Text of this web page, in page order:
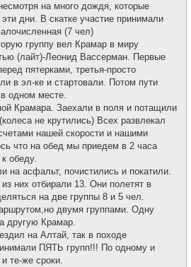
на много дождя, которые
дни. В скатке участие принимали
(7 чел)
группу вел Крамар в миру
(лайт)-Леонид Вассерман. Первые
пятерками, третья-просто
в эл-ке и стартовали. Потом пути
одном месте.
Крамара. Заехали в поля и потащили
не крутились) Всех развлекал
нашей скорости и нашими
что на обед мы приедем в 2 часа
обеду.
на асфальт, почистились и покатили.
них отбирали 13. Они полетят в
на две группы 8 и 5 чел.
двумя группами. Одну
другую Крамар.
на Алтай, так в походе
ПЯТЬ групп!!! По одному и
те-же сроки.